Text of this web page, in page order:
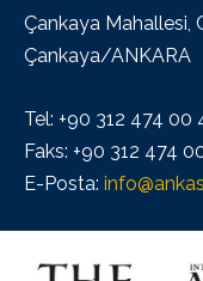
Çankaya Mahallesi,
Çankaya/ANKARA
Tel: +90 312 474 00
Faks: +90 312 474
E-Posta: